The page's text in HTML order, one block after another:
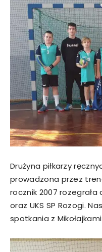
Drużyna piłkarzy
prowadzona przez
rocznik 2007 rozegrała
oraz UKS SP Rozogi.
spotkania z Mikołajkami